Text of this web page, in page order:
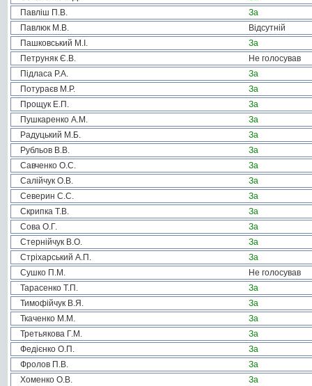
Павліш П.В.
За
Павлюк М.В.
Відсутній
Пашковський М.І.
За
Петруняк Є.В.
Не голосував
Підласа Р.А.
За
Потураєв М.Р.
За
Прощук Е.П.
За
Пушкаренко А.М.
За
Радуцький М.Б.
За
Рубльов В.В.
За
Савченко О.С.
За
Салійчук О.В.
За
Северин С.С.
За
Скрипка Т.В.
За
Сова О.Г.
За
Стернійчук В.О.
За
Стріхарський А.П.
За
Сушко П.М.
Не голосував
Тарасенко Т.П.
За
Тимофійчук В.Я.
За
Ткаченко М.М.
За
Третьякова Г.М.
За
Федієнко О.П.
За
Фролов П.В.
За
Хоменко О.В.
За